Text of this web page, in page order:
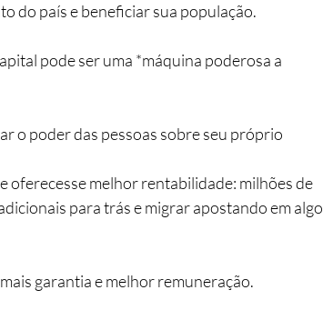
do país e beneficiar sua população.
pode ser uma *máquina poderosa a
o poder das pessoas sobre seu próprio
oferecesse melhor rentabilidade: milhões de
para trás e migrar apostando em algo
garantia e melhor remuneração.